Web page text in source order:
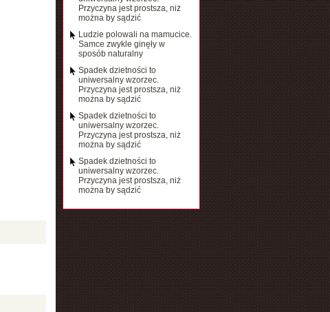
Przyczyna jest prostsza, niż
można by sądzić
Ludzie polowali na mamucice.
Samce zwykle ginęły w
sposób naturalny
Spadek dzietności to
uniwersalny wzorzec.
Przyczyna jest prostsza, niż
można by sądzić
Spadek dzietności to
uniwersalny wzorzec.
Przyczyna jest prostsza, niż
można by sądzić
Spadek dzietności to
uniwersalny wzorzec.
Przyczyna jest prostsza, niż
można by sądzić